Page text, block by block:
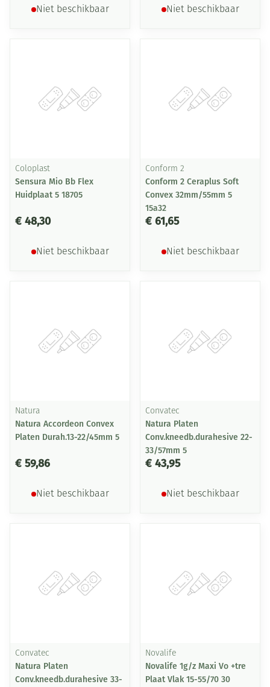
Niet beschikbaar Niet beschikbaar
Coloplast
Sensura Mio Bb Flex
Huidplaat 5 18705
€ 48,30
Niet beschikbaar
Conform 2
Conform 2 Ceraplus Soft
Convex 32mm/55mm 5
15a32
€ 61,65
Niet beschikbaar
Natura
Natura Accordeon Convex
Platen Durah.13-22/45mm 5
€ 59,86
Niet beschikbaar
Convatec
Natura Platen
Conv.kneedb.durahesive 22-
33/57mm 5
€ 43,95
Niet beschikbaar
Convatec
Natura Platen
Conv.kneedb.durahesive 33-
Novalife
Novalife 1g/z Maxi Vo +tre
Plaat Vlak 15-55/70 30